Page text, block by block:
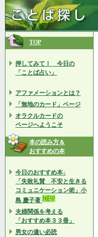
TOP
押してみて！ 今日の
「ことば占い」
アファメーションとは？
「無地のカード」ページ
オラクルカードの
ページへようこそ
本の読み方＆
おすすめの本
今日のおすすめ本↓
「失敗礼賛 不安と生きる
コミュニケーション術」小
島 慶子著
夫婦関係を考える
「おすすめ本３３冊」
男女の違い必読